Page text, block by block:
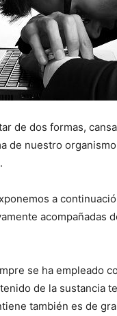
de dos formas,
de nuestro
a
acompañadas
se ha empleado
de la sustancia
también es de